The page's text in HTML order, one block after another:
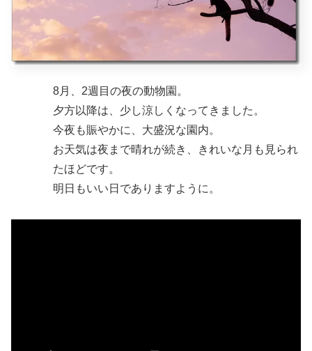
8月、2週目の夜の動物園。
夕方以降は、少し涼しくなってきました。
今夜も賑やかに、大盛況な園内。
お天気は夜まで晴れが続き、きれいな月も見られ
たほどです。
明日もいい日でありますように。